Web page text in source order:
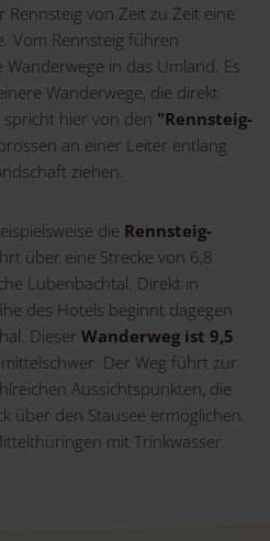
von Zeit zu Zeit eine
Vom Rennsteig führen
in das Umland. Es
Wanderwege, die direkt
hier von den "Rennsteig-
an einer Leiter entlang
ziehen.
die Rennsteig-
über eine Strecke von 6,8
Lubenbachtal. Direkt in
des Hotels beginnt dagegen
Dieser Wanderweg ist 9,5
Der Weg führt zur
Aussichtspunkten, die
über den Stausee ermöglichen.
mit Trinkwasser.